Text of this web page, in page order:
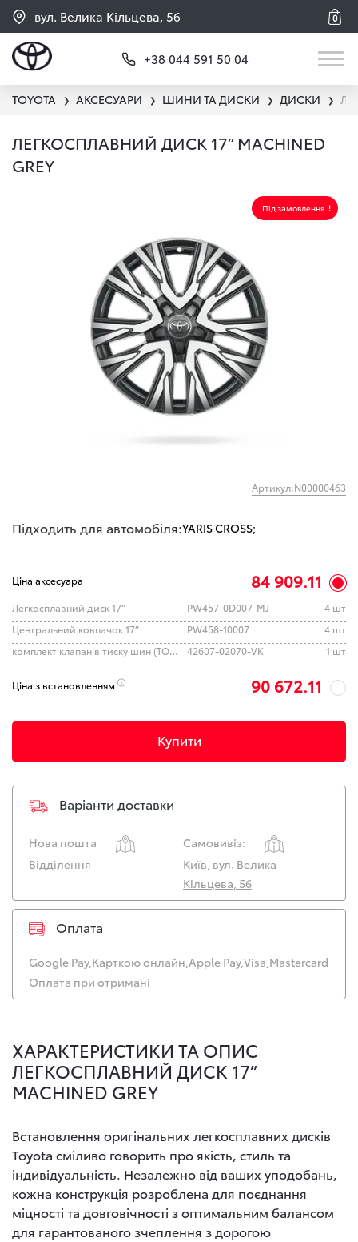
вул. Велика Кільцева, 56 0
+38 044 591 50 04
TOYOTA ❯ АКСЕСУАРИ ❯ ШИНИ ТА ДИСКИ ❯ ДИСКИ ❯
ЛЕГКОСПЛАВНИЙ ДИСК 17” MACHINED
GREY
Під замовлення
Артикул:N00000463
Підходить для автомобіля:YARIS CROSS;
Ціна аксесуара 84 909.11
Легкосплавний диск 17” PW457-0D007-MJ
4 шт
Центральний ковпачок 17”
PW458-10007
4 шт
комплект клапанів тиску шин (TOYOTA)
42607-02070-VK 1 шт
Ціна з встановленням 90 672.11
Купити
Варіанти доставки
Нова пошта
Самовивіз:
Відділення
Київ, вул. Велика
Кільцева, 56
Оплата
Google Pay,Карткою онлайн,Apple Pay,Visa,Mastercard
Оплата при отримані
ХАРАКТЕРИСТИКИ ТА ОПИС
ЛЕГКОСПЛАВНИЙ ДИСК 17”
MACHINED GREY
Встановлення оригінальних легкосплавних дисків
Toyota сміливо говорить про якість, стиль та
індивідуальність. Незалежно від ваших уподобань,
кожна конструкція розроблена для поєднання
міцності та довговічності з оптимальним балансом
для гарантованого зчеплення з дорогою